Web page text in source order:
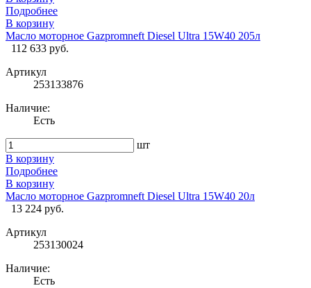
Подробнее
В корзину
Масло моторное Gazpromneft Diesel Ultra 15W40 205л
112 633 руб.
Артикул
253133876
Наличие:
Есть
шт
В корзину
Подробнее
В корзину
Масло моторное Gazpromneft Diesel Ultra 15W40 20л
13 224 руб.
Артикул
253130024
Наличие:
Есть